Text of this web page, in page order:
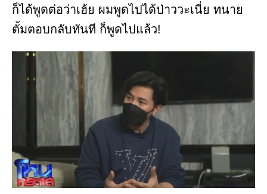
ก็ได้พูดต่อว่าเฮ้ย ผมพูดไปได้ป่าววะเนี่ย ทนาย
ตั้มตอบกลับทันที ก็พูดไปแล้ว!